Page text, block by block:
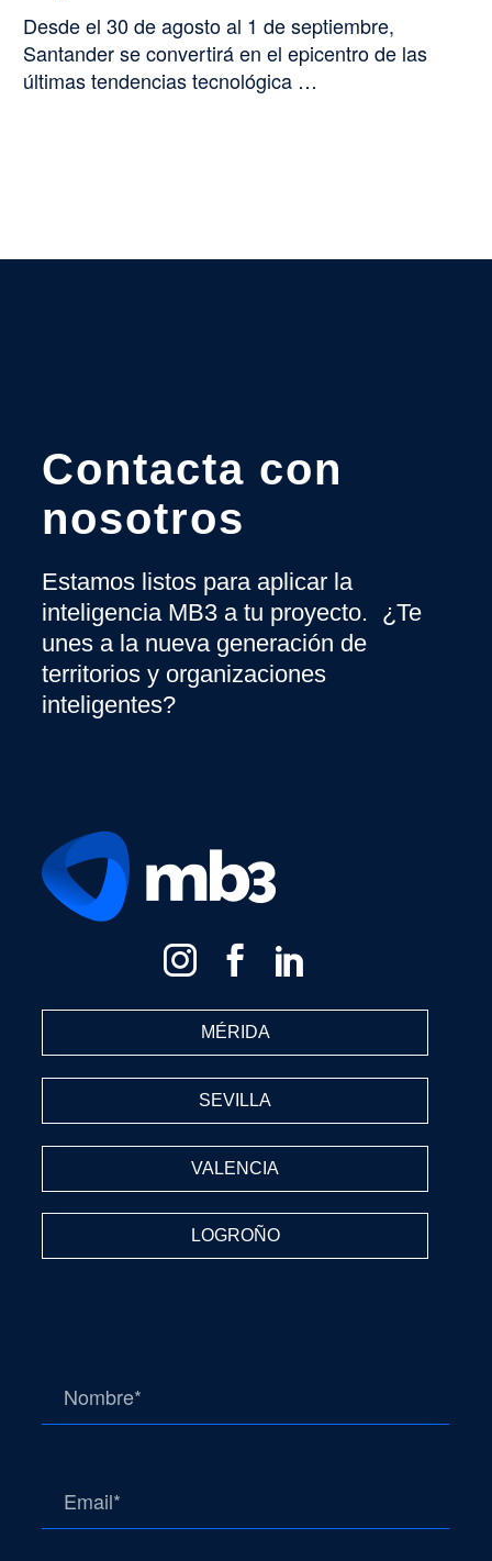
Desde el 30 de agosto al 1 de septiembre,
Santander se convertirá en el epicentro de las
últimas tendencias tecnológica …
Contacta con
nosotros
Estamos listos para aplicar la
inteligencia MB3 a tu proyecto. ¿Te
unes a la nueva generación de
territorios y organizaciones
inteligentes?
MÉRIDA
SEVILLA
VALENCIA
LOGROÑO